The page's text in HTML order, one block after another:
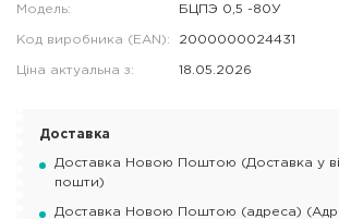
Модель: БЦПЭ 0,5 -80У
Код виробника (EAN): 2000000024431
Ціна актуальна з: 18.05.2026
Доставка
Доставка Новою Поштою (Доставка у
пошти)
Доставка Новою Поштою (адреса)